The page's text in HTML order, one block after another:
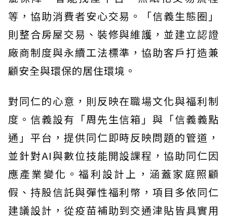
等，協助消費者安心交易。「信義生態圈」
則整合房屋交易、裝修與維護，並建立認證
廠商制度與永續工法標準，協助客戶打造兼
顧安全與環保的居住環境。
對同仁的心意，則反映在職場文化與福利制
度。信義設有「周先生信箱」與「信義義點
通」平台，提供同仁即時反映問題的管道，
並針對AI與數位技能開設課程，協助同仁因
應產業變化。福利設計上，涵蓋家庭照顧
假、持股信託與彈性福利幣，項目多依同仁
建議設計，從疫苗補助到交通津貼皆具實用